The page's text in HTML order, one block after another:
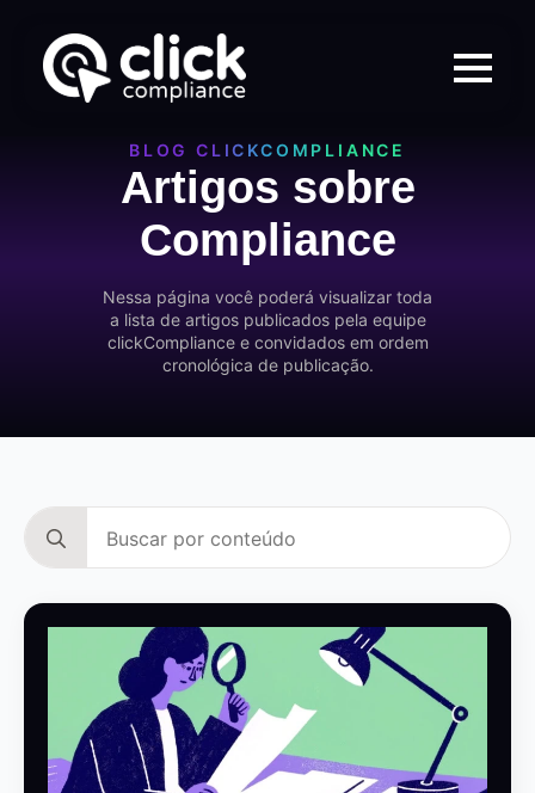
BLOG CLICKCOMPLIANCE
Artigos sobre
Compliance
Nessa página você poderá visualizar toda
a lista de artigos publicados pela equipe
clickCompliance e convidados em ordem
cronológica de publicação.
for: